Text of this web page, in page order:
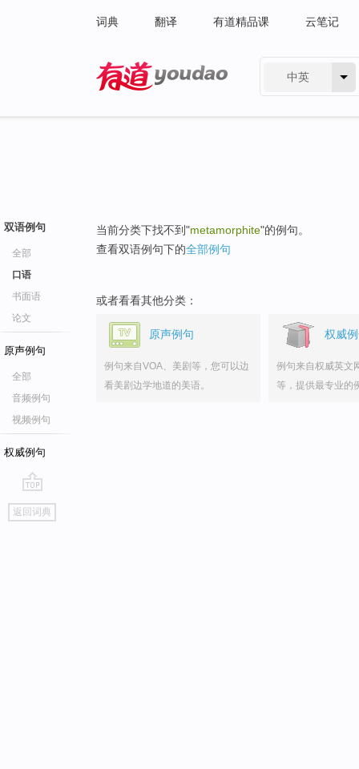
词典 翻译 有道精品课 云笔记
中英
双语例句
全部
口语
书面语
论文
原声例句
全部
音频例句
视频例句
权威例句
go
top
返回词典
当前分类下找不到"metamorphite"的例句。
查看双语例句下的全部例句
或者看看其他分类：
原声例句
例句来自VOA、美剧等，您可以边
看美剧边学地道的美语。
权威
例句来自权威英文
等，提供最专业的